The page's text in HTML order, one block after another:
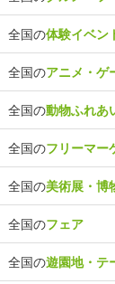
全国の体験イベン
全国のアニメ・ゲ
全国の動物ふれあ
全国のフリーマー
全国の美術展・博
全国のフェア
全国の遊園地・テ